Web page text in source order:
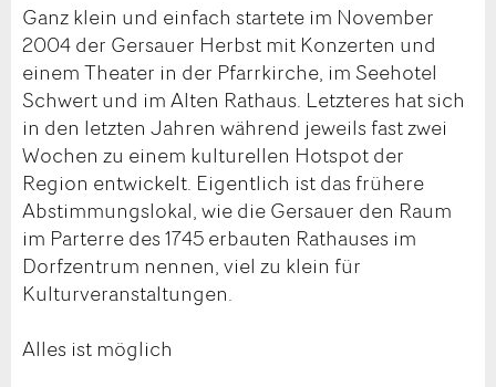
Ganz klein und einfach startete im November
2004 der Gersauer Herbst mit Konzerten und
einem Theater in der Pfarrkirche, im Seehotel
Schwert und im Alten Rathaus. Letzteres hat sich
in den letzten Jahren während jeweils fast zwei
Wochen zu einem kulturellen Hotspot der
Region entwickelt. Eigentlich ist das frühere
Abstimmungslokal, wie die Gersauer den Raum
im Parterre des 1745 erbauten Rathauses im
Dorfzentrum nennen, viel zu klein für
Kulturveranstaltungen.
Alles ist möglich